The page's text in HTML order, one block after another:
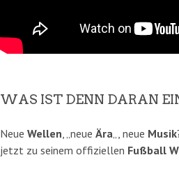
WAS IST DENN DARAN
Neue Wellen, „neue Ära„, neue Musik
jetzt zu seinem offiziellen Fußball